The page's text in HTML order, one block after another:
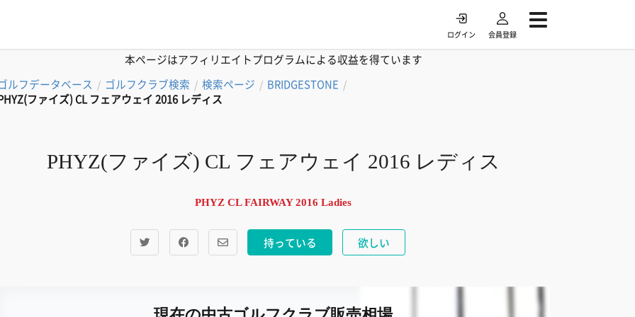
ログイン 会員登録
本ページはアフィリエイトプログラムによる収益を得ています
ルフデータベース / ゴルフクラブ検索 / 検索ページ / BRIDGESTONE /
ファイズ) CL フェアウェイ 2016 レディス
PHYZ(ファイズ) CL フェアウェイ 2016 レディス
PHYZ CL FAIRWAY 2016 Ladies
持っている 欲しい